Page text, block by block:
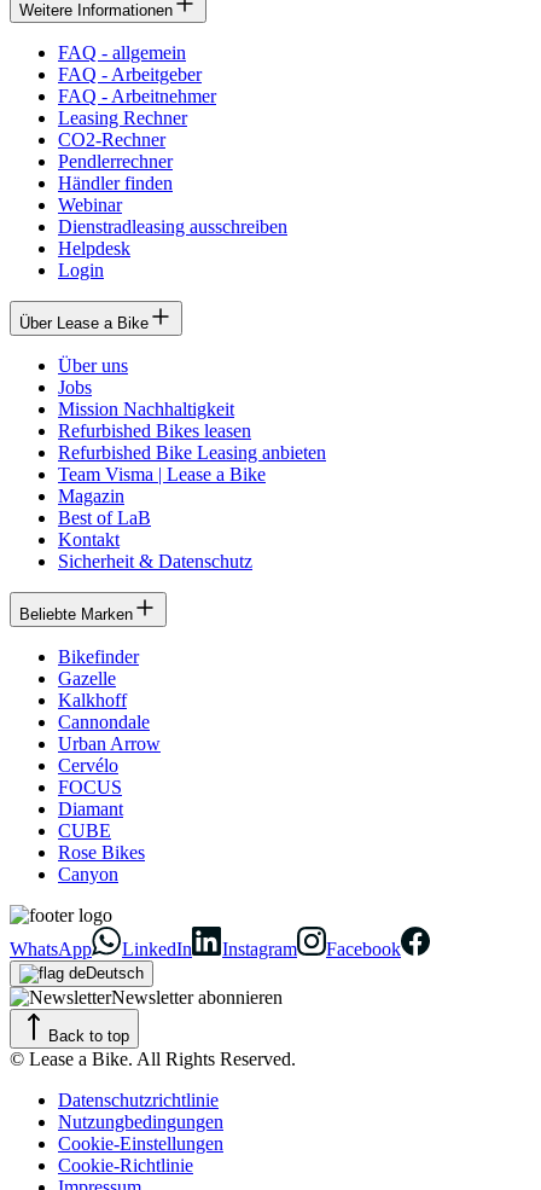
Weitere Informationen
FAQ - allgemein
FAQ - Arbeitgeber
FAQ - Arbeitnehmer
Leasing Rechner
CO2-Rechner
Pendlerrechner
Händler finden
Webinar
Dienstradleasing ausschreiben
Helpdesk
Login
Über Lease a Bike
Über uns
Jobs
Mission Nachhaltigkeit
Refurbished Bikes leasen
Refurbished Bike Leasing anbieten
Team Visma | Lease a Bike
Magazin
Best of LaB
Kontakt
Sicherheit & Datenschutz
Beliebte Marken
Bikefinder
Gazelle
Kalkhoff
Cannondale
Urban Arrow
Cervélo
FOCUS
Diamant
CUBE
Rose Bikes
Canyon
WhatsApp LinkedIn Instagram Facebook
Deutsch
Newsletter abonnieren
Back to top
© Lease a Bike. All Rights Reserved.
Datenschutzrichtlinie
Nutzungbedingungen
Cookie-Einstellungen
Cookie-Richtlinie